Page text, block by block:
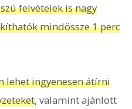
felvételek is nagy
mindössze 1 perc
lehet ingyenesen átírni
, valamint ajánlott